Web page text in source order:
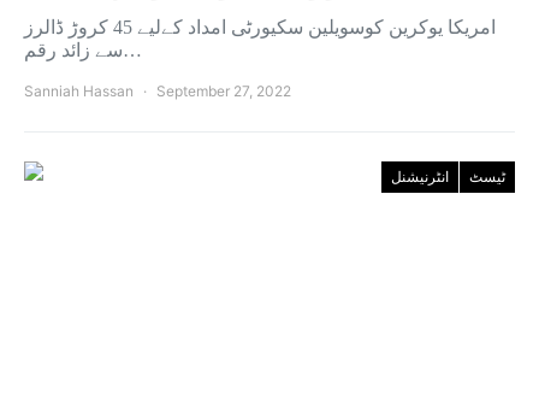
امریکا یوکرین کوسویلین سکیورٹی امداد کےلیے 45 کروڑ ڈالرز
سے زائد رقم…
Sanniah Hassan September 27, 2022
انٹرنیشنل ٹیسٹ